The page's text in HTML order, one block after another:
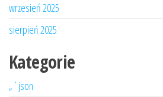
wrzesień 2025
sierpień 2025
Kategorie
„`json